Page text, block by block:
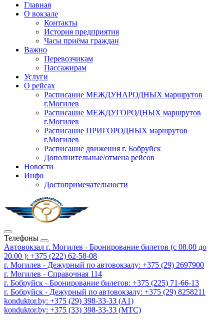
Главная
О вокзале
Контакты
История предприятия
Часы приёма граждан
Важно
Перевозчикам
Пассажирам
Услуги
О рейсах
Расписание МЕЖДУНАРОДНЫХ маршрутов
г.Могилев
Расписание МЕЖДУГОРОДНЫХ маршрутов
г.Могилев
Расписание ПРИГОРОДНЫХ маршрутов
г.Могилев
Расписание движения г. Бобруйск
Дополнительные/отмена рейсов
Новости
Инфо
Достопримечательности
Телефоны
Автовокзал г. Могилев - Бронирование билетов (с 08.00 до
20.00 ): +375 (222) 62-58-08
г. Могилев - Дежурный по автовокзалу: +375 (29) 2697900
г. Могилев - Справочная 114
г. Бобруйск - Бронирование билетов: +375 (225) 71-66-13
г. Бобруйск - Дежурный по автовокзалу: +375 (29) 8258211
konduktor.by: +375 (29) 398-33-33 (A1)
konduktor.by: +375 (33) 398-33-33 (МТС)